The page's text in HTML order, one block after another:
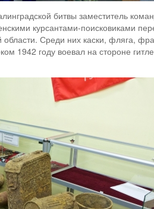
битвы заместитель
курсантами-поисковиками
области. Среди них каски, фляга,
1942 году воевал на стороне